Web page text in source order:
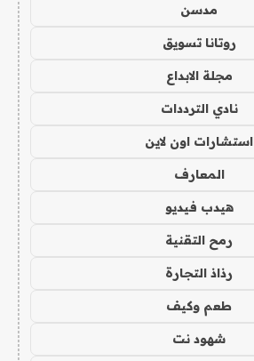
مدسن
روتانا تسويق
مجلة الابداع
نادي الترددات
استشارات اون لاين
المعارف
هيدب فيديو
رمح التقنية
رذاذ التجارة
طعم وكيف
شهود نت